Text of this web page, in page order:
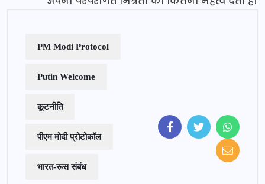
PM Modi Protocol
Putin Welcome
कूटनीति
पीएम मोदी प्रोटोकॉल
भारत-रूस संबंध